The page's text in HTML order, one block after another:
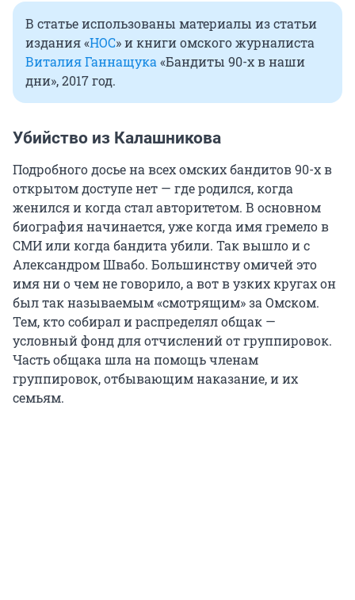
В статье использованы материалы из статьи
издания «НОС» и книги омского журналиста
Виталия Ганнащука«Бандиты 90-х в наши
дни», 2017 год.
Убийство из Калашникова
Подробного досье на всех омских бандитов 90-х в
открытом доступе нет — где родился, когда
женился и когда стал авторитетом. В основном
биография начинается, уже когда имя гремело в
СМИ или когда бандита убили. Так вышло и с
Александром Швабо. Большинству омичей это
имя ни о чем не говорило, а вот в узких кругах он
был так называемым «смотрящим» за Омском.
Тем, кто собирал и распределял общак —
условный фонд для отчислений от группировок.
Часть общака шла на помощь членам
группировок, отбывающим наказание, и их
семьям.